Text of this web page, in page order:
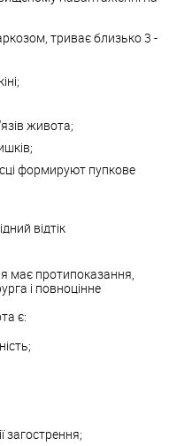
триває близько 3 -
живота;
формируют пупкове
відтік
має протипоказання,
і повноцінне
є:
загострення;